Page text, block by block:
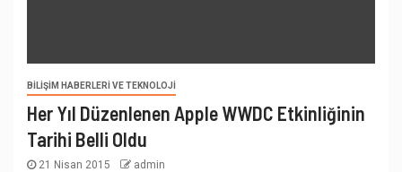
BILIŞIM HABERLERI VE TEKNOLOJI
Her Yıl Düzenlenen Apple WWDC Etkinliğinin
Tarihi Belli Oldu
21 Nisan 2015 admin